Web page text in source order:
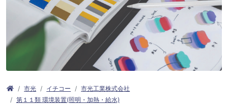
市光 イチコー
市光工業株式会社
第１１類 環境装置(照明・加熱・給水)